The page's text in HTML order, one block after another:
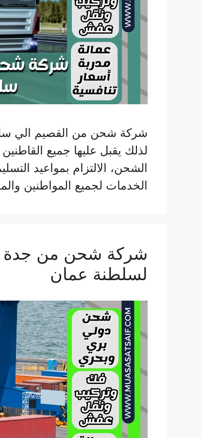
شركة شحن من القصيم الي
لذلك يقبل عليها جميع
الشحن، الالتزام بمواعيد
الخدمات لجميع المواطنين
لسلطنة عمان